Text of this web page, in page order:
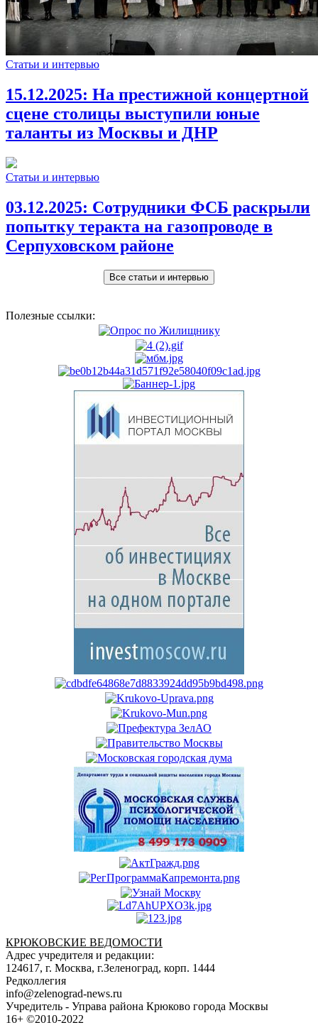
Статьи и интервью
15.12.2025: На престижной концертной
сцене столицы выступили юные
таланты из Москвы и ДНР
Статьи и интервью
03.12.2025: Сотрудники ФСБ раскрыли
попытку теракта на газопроводе в
Серпуховском районе
Все статьи и интервью
Полезные ссылки:
КРЮКОВСКИЕ ВЕДОМОСТИ
Адрес учредителя и редакции:
124617, г. Москва, г.Зеленоград, корп. 1444
Редколлегия
info@zelenograd-news.ru
Учредитель - Управа района Крюково города Москвы
16+ ©2010-2022